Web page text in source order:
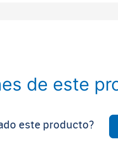
de este
este producto?